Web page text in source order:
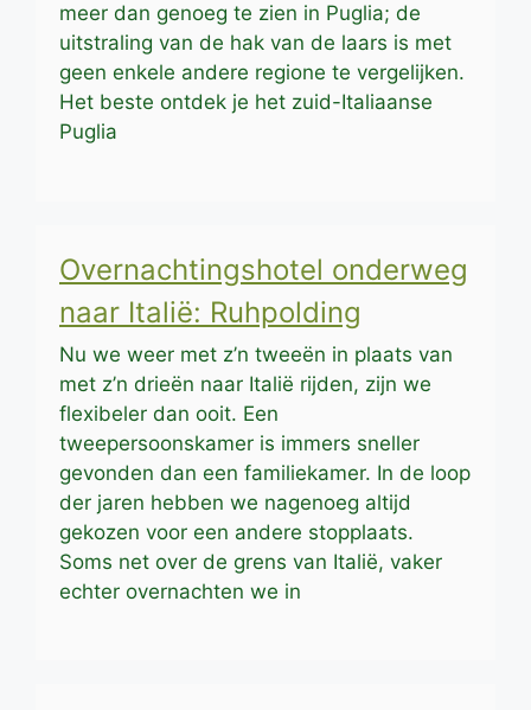
meer dan genoeg te zien in Puglia; de
uitstraling van de hak van de laars is met
geen enkele andere regione te vergelijken.
Het beste ontdek je het zuid-Italiaanse
Puglia
Overnachtingshotel onderweg
naar Italië: Ruhpolding
Nu we weer met z’n tweeën in plaats van
met z’n drieën naar Italië rijden, zijn we
flexibeler dan ooit. Een
tweepersoonskamer is immers sneller
gevonden dan een familiekamer. In de loop
der jaren hebben we nagenoeg altijd
gekozen voor een andere stopplaats.
Soms net over de grens van Italië, vaker
echter overnachten we in